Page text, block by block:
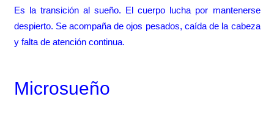
Es la transición al sueño. El cuerpo lucha por mantenerse
despierto. Se acompaña de ojos pesados, caída de la cabeza
y falta de atención continua.
Microsueño